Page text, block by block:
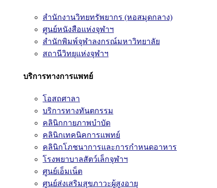
สำนักงานวิทยทรัพยากร (หอสมุดกลาง)
ศูนย์หนังสือแห่งจุฬาฯ
สำนักพิมพ์จุฬาลงกรณ์มหาวิทยาลัย
สถานีวิทยุแห่งจุฬาฯ
บริการทางการแพทย์
โอสถศาลา
บริการทางทันตกรรม
คลินิกกายภาพบำบัด
คลินิกเทคนิคการแพทย์
คลินิกโภชนาการและการกำหนดอาหาร
โรงพยาบาลสัตว์เล็กจุฬาฯ
ศูนย์เอ็มเน็ต
ศูนย์ส่งเสริมสุขภาวะผู้สูงอายุ